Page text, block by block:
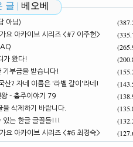
글 | 베오베
아님)
요 아카이브 시리즈 <#7 이주헌>
가 왔다!
기부금을 받습니다!
산? 자네 이름은 '라벨 갈이'라네!
- 충주이야기 79
을 삭제하기 바랍니다.
있는 한글 글꼴들!!!
요 아카이브 시리즈 <#6 최경숙>